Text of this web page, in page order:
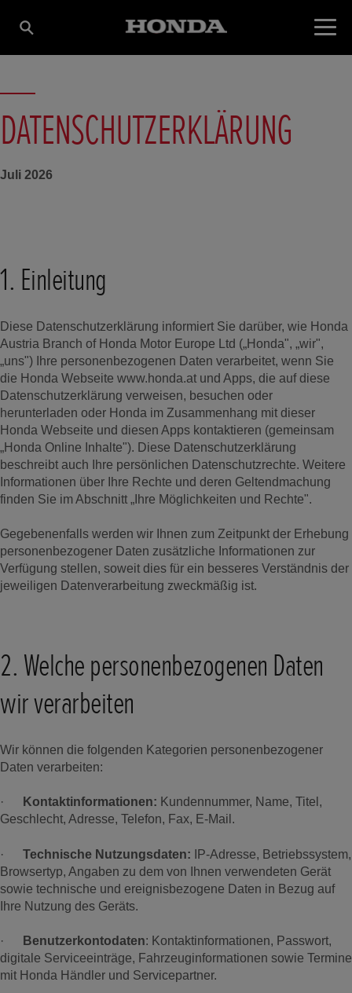
DATENSCHUTZERKLÄRUNG
Juli 2026
1. Einleitung
Diese Datenschutzerklärung informiert Sie darüber, wie Honda
Austria Branch of Honda Motor Europe Ltd („Honda", „wir",
„uns") Ihre personenbezogenen Daten verarbeitet, wenn Sie
die Honda Webseite www.honda.at und Apps, die auf diese
Datenschutzerklärung verweisen, besuchen oder
herunterladen oder Honda im Zusammenhang mit dieser
Honda Webseite und diesen Apps kontaktieren (gemeinsam
„Honda Online Inhalte"). Diese Datenschutzerklärung
beschreibt auch Ihre persönlichen Datenschutzrechte. Weitere
Informationen über Ihre Rechte und deren Geltendmachung
finden Sie im Abschnitt „Ihre Möglichkeiten und Rechte".
Gegebenenfalls werden wir Ihnen zum Zeitpunkt der Erhebung
personenbezogener Daten zusätzliche Informationen zur
Verfügung stellen, soweit dies für ein besseres Verständnis der
jeweiligen Datenverarbeitung zweckmäßig ist.
2. Welche personenbezogenen Daten
wir verarbeiten
Wir können die folgenden Kategorien personenbezogener
Daten verarbeiten:
· Kontaktinformationen: Kundennummer, Name, Titel,
Geschlecht, Adresse, Telefon, Fax, E-Mail.
· Technische Nutzungsdaten: IP-Adresse, Betriebssystem,
Browsertyp, Angaben zu dem von Ihnen verwendeten Gerät
sowie technische und ereignisbezogene Daten in Bezug auf
Ihre Nutzung des Geräts.
· Benutzerkontodaten: Kontaktinformationen, Passwort,
digitale Serviceeinträge, Fahrzeuginformationen sowie Termine
mit Honda Händler und Servicepartner.